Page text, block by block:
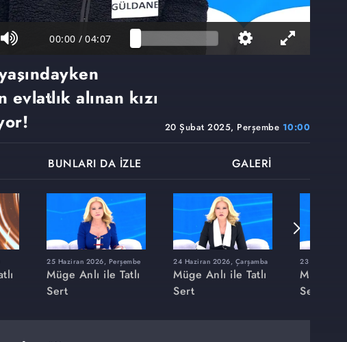
00:00 / 04:07
20 Şubat 2025, Perşembe 10:00
alınan kızı
BUNLARI DA İZLE GALERİ
25 Haziran 2026, Perşembe
Müge Anlı ile Tatlı
Sert
24 Haziran 2026, Çarşamba
Müge Anlı ile Tatlı
Sert
23 Haziran
Müge
Sert